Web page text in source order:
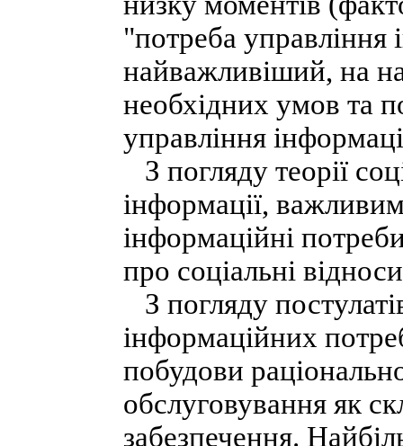
"потреба
найважливіший, на
необхідних умов та
управління
З погляду теорії
інформації,
інформаційні
про соціальні
З погляду
інформаційних
побудови
обслуговування як
забезпечення.